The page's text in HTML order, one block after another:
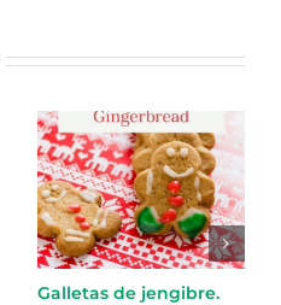
Galletas de jengibre.